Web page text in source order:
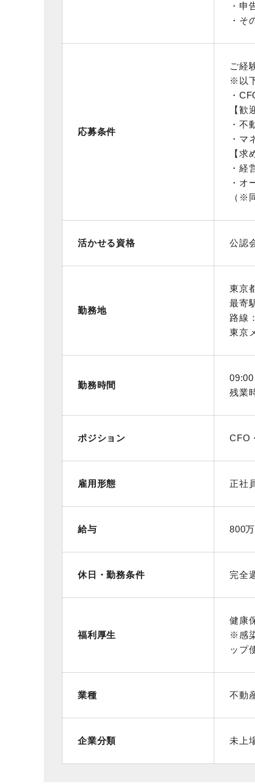
・申
・そ
応募条件
ご経
※以
・
【歓
・不
・マ
【求
・経
・オ
（※
活かせる資格 公認
勤務地
東京
最寄
路線
東京
勤務時間
残業
ポジション CFO
雇用形態 正社
給与 800
休日・勤務条件 完全
福利厚生
健
※感
ップ
業種 不動
企業分類 未上